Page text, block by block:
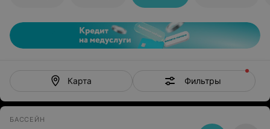
Карта Фильтры
БАССЕЙН